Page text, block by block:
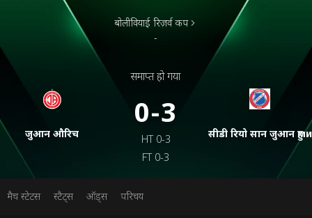
जुआन औरिच
बोलीवियाई रिज़र्व कप
-
समाप्त हो गया
0-3
HT 0-3
FT 0-3
सीडी रियो सान जुआन हुми
मैच स्टेटस स्टैट्स ऑड्स परिचय